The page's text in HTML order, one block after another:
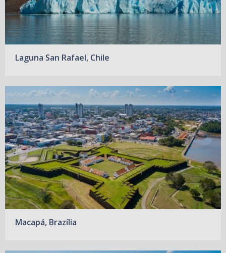
Laguna San Rafael, Chile
Macapá, Brazília